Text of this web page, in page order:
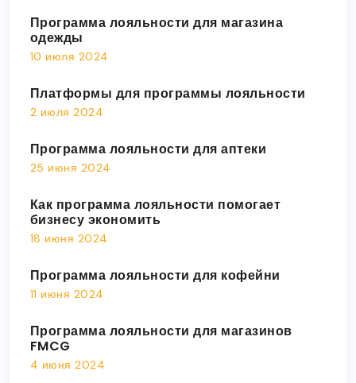
Программа лояльности для магазина
одежды
10 июля 2024
Платформы для программы лояльности
2 июля 2024
Программа лояльности для аптеки
25 июня 2024
Как программа лояльности помогает
бизнесу экономить
18 июня 2024
Программа лояльности для кофейни
11 июня 2024
Программа лояльности для магазинов
FMCG
4 июня 2024